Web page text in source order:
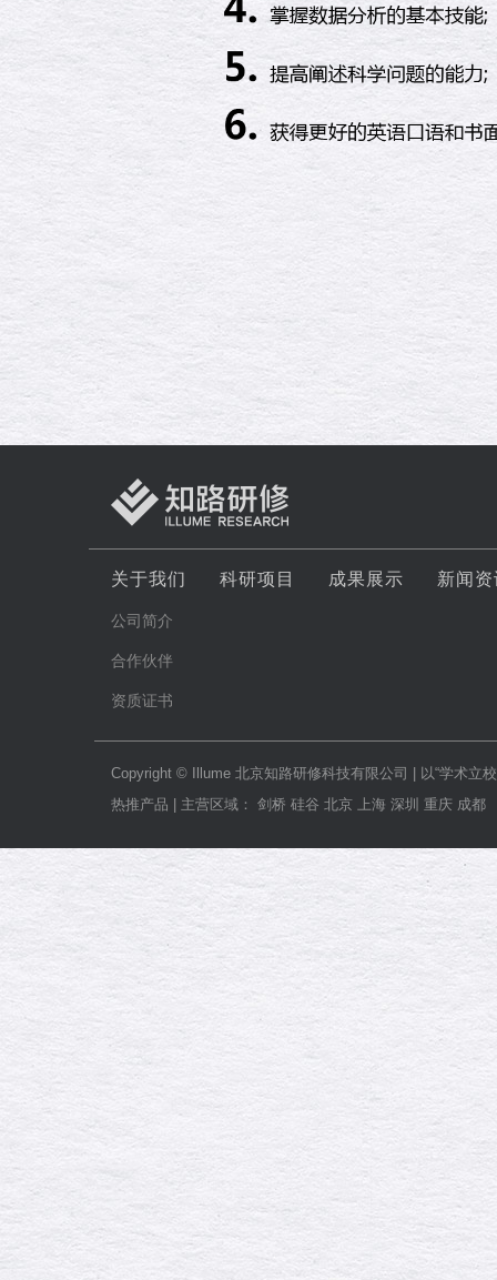
关于我们
公司简介
合作伙伴
资质证书
科研项目 成果展示 新闻
Copyright © Illume 北京知路研修科技有限公司 | 以“学术立
热推产品 | 主营区域： 剑桥 硅谷 北京 上海 深圳 重庆